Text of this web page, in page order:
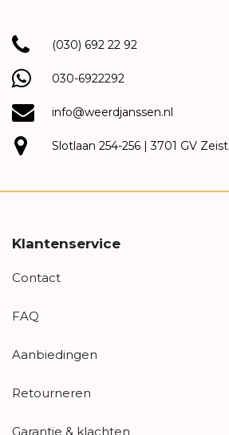
(030) 692 22 92
030-6922292
info@weerdjanssen.nl
Slotlaan 254-256 | 3701 GV Zeist
Klantenservice
Contact
FAQ
Aanbiedingen
Retourneren
Garantie & klachten